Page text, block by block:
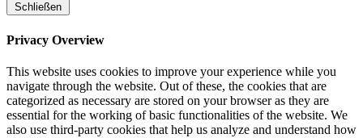
Schließen
Privacy Overview
This website uses cookies to improve your experience while you
navigate through the website. Out of these, the cookies that are
categorized as necessary are stored on your browser as they are
essential for the working of basic functionalities of the website. We
also use third-party cookies that help us analyze and understand how